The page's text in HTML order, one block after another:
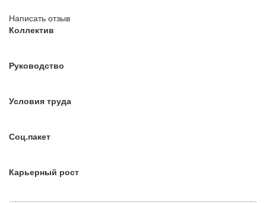
Написать отзыв
Коллектив
Руководство
Условия труда
Соц.пакет
Карьерный рост